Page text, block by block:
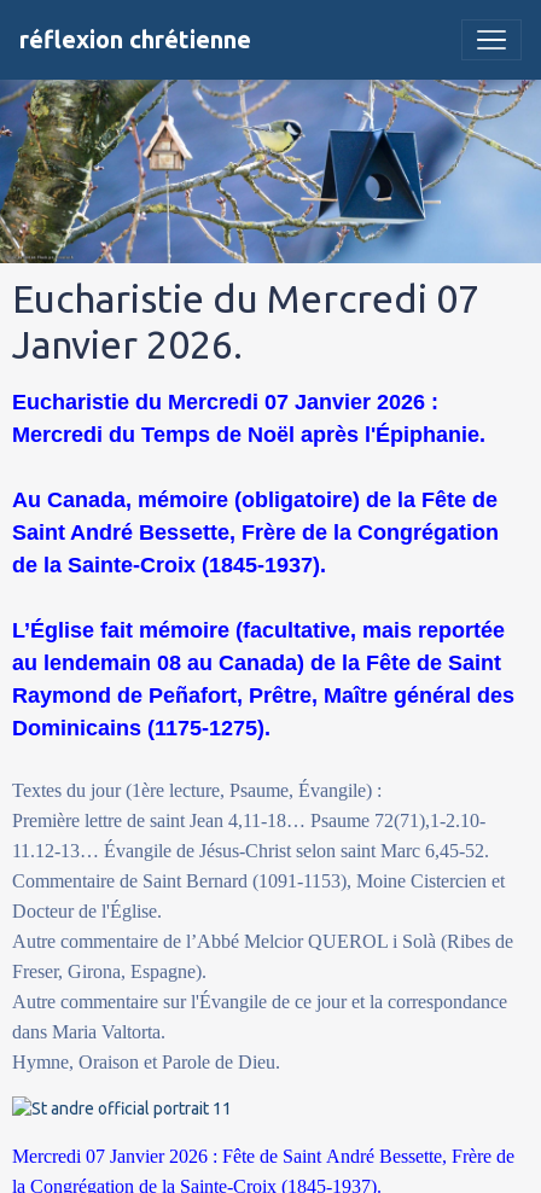
réflexion chrétienne
Eucharistie du Mercredi 07
Janvier 2026.
Eucharistie du Mercredi 07 Janvier 2026 :
Mercredi du Temps de Noël après l'Épiphanie.
Au Canada, mémoire (obligatoire) de la Fête de
Saint André Bessette, Frère de la Congrégation
de la Sainte-Croix (1845-1937).
L’Église fait mémoire (facultative, mais reportée
au lendemain 08 au Canada) de la Fête de Saint
Raymond de Peñafort, Prêtre, Maître général des
Dominicains (1175-1275).
Textes du jour (1ère lecture, Psaume, Évangile) :
Première lettre de saint Jean 4,11-18… Psaume 72(71),1-2.10-
11.12-13… Évangile de Jésus-Christ selon saint Marc 6,45-52.
Commentaire de Saint Bernard (1091-1153), Moine Cistercien et
Docteur de l'Église.
Autre commentaire de l’Abbé Melcior QUEROL i Solà (Ribes de
Freser, Girona, Espagne).
Autre commentaire sur l'Évangile de ce jour et la correspondance
dans Maria Valtorta.
Hymne, Oraison et Parole de Dieu.
Mercredi 07 Janvier 2026 : Fête de Saint André Bessette, Frère de
la Congrégation de la Sainte-Croix (1845-1937).